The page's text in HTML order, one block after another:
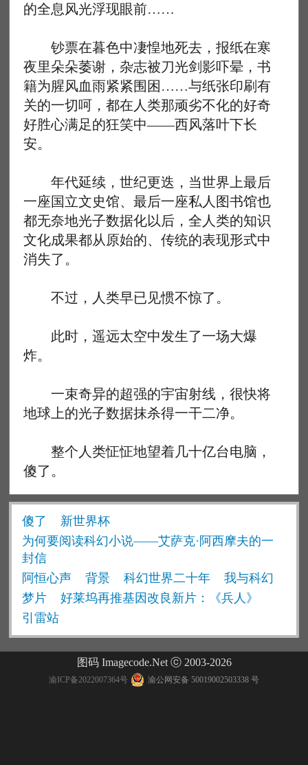
的全息风光浮现眼前……
钞票在暮色中凄惶地死去，报纸在寒
夜里朵朵萎谢，杂志被刀光剑影吓晕，书
籍为腥风血雨紧紧围困……与纸张印刷有
关的一切呵，都在人类那顽劣不化的好奇
好胜心满足的狂笑中——西风落叶下长
安。
年代延续，世纪更迭，当世界上最后
一座国立文史馆、最后一座私人图书馆也
都无奈地光子数据化以后，全人类的知识
文化成果都从原始的、传统的表现形式中
消失了。
不过，人类早已见惯不惊了。
此时，遥远太空中发生了一场大爆
炸。
一束奇异的超强的宇宙射线，很快将
地球上的光子数据抹杀得一干二净。
整个人类怔怔地望着几十亿台电脑，
傻了。
傻了
新世界杯
为何要阅读科幻小说——艾萨克·阿西摩夫的一
封信
阿恒心声
背景 科幻世界二十年
我与科幻
梦片
好莱坞再推基因改良新片：《兵人》
引雷站
图码 Imagecode.Net ⓒ 2003-2026
渝ICP备2022007364号 渝公网安备 50019002503338 号